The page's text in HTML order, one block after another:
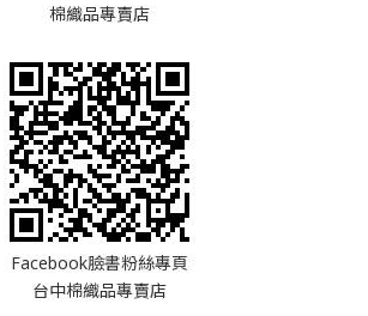
棉織品專賣店
Facebook臉書粉絲專頁
台中棉織品專賣店